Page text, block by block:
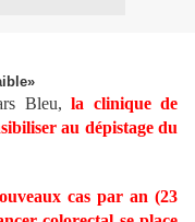
Bleu, la clinique de
au dépistage du
cas par an (23